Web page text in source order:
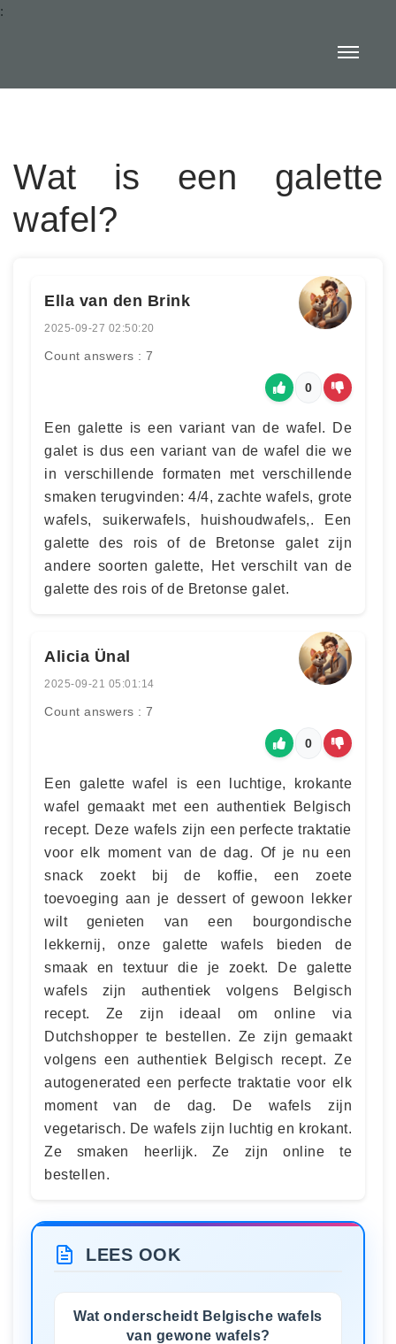
:
Wat is een galette
wafel?
Ella van den Brink
2025-09-27 02:50:20
Count answers : 7
0
Een galette is een variant van de wafel. De
galet is dus een variant van de wafel die we
in verschillende formaten met verschillende
smaken terugvinden: 4/4, zachte wafels, grote
wafels, suikerwafels, huishoudwafels,. Een
galette des rois of de Bretonse galet zijn
andere soorten galette, Het verschilt van de
galette des rois of de Bretonse galet.
Alicia Ünal
2025-09-21 05:01:14
Count answers : 7
0
Een galette wafel is een luchtige, krokante
wafel gemaakt met een authentiek Belgisch
recept. Deze wafels zijn een perfecte traktatie
voor elk moment van de dag. Of je nu een
snack zoekt bij de koffie, een zoete
toevoeging aan je dessert of gewoon lekker
wilt genieten van een bourgondische
lekkernij, onze galette wafels bieden de
smaak en textuur die je zoekt. De galette
wafels zijn authentiek volgens Belgisch
recept. Ze zijn ideaal om online via
Dutchshopper te bestellen. Ze zijn gemaakt
volgens een authentiek Belgisch recept. Ze
autogenerated een perfecte traktatie voor elk
moment van de dag. De wafels zijn
vegetarisch. De wafels zijn luchtig en krokant.
Ze smaken heerlijk. Ze zijn online te
bestellen.
LEES OOK
Wat onderscheidt Belgische wafels
van gewone wafels?